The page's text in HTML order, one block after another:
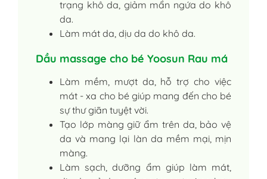
trạng khô da, giảm mẩn ngứa do khô
da.
Làm mát da, dịu da do khô da.
Dầu massage cho bé Yoosun Rau má
Làm mềm, mượt da, hỗ trợ cho việc
mát - xa cho bé giúp mang đến cho bé
sự thư giãn tuyệt vời.
Tạo lớp màng giữ ẩm trên da, bảo vệ
da và mang lại làn da mềm mại, mịn
màng.
Làm sạch, dưỡng ẩm giúp làm mát,